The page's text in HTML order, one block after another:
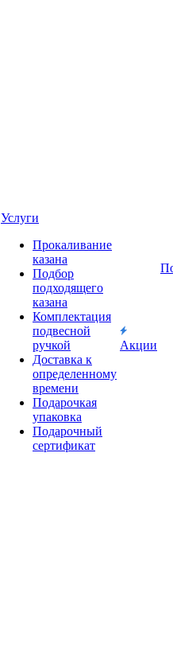
Услуги
Прокаливание
казана
Подбор
подходящего
казана
Комплектация
подвесной
ручкой
Доставка к
определенному
времени
Подарочкая
упаковка
Подарочный
сертификат
Акции